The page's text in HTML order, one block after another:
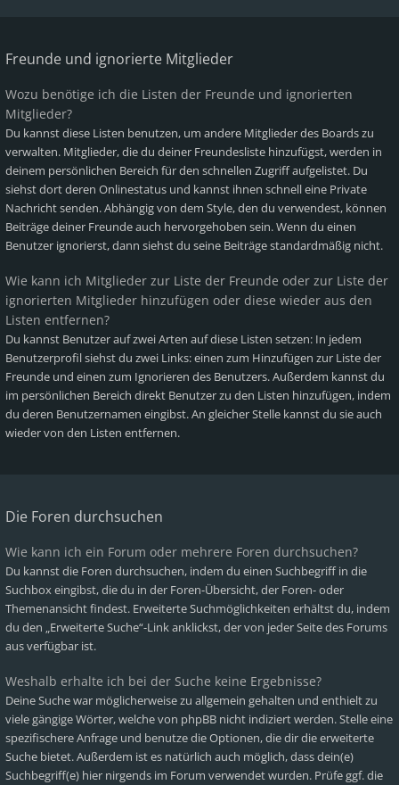
Freunde und ignorierte Mitglieder
Wozu benötige ich die Listen der Freunde und ignorierten
Mitglieder?
Du kannst diese Listen benutzen, um andere Mitglieder des Boards zu
verwalten. Mitglieder, die du deiner Freundesliste hinzufügst, werden in
deinem persönlichen Bereich für den schnellen Zugriff aufgelistet. Du
siehst dort deren Onlinestatus und kannst ihnen schnell eine Private
Nachricht senden. Abhängig von dem Style, den du verwendest, können
Beiträge deiner Freunde auch hervorgehoben sein. Wenn du einen
Benutzer ignorierst, dann siehst du seine Beiträge standardmäßig nicht.
Wie kann ich Mitglieder zur Liste der Freunde oder zur Liste der
ignorierten Mitglieder hinzufügen oder diese wieder aus den
Listen entfernen?
Du kannst Benutzer auf zwei Arten auf diese Listen setzen: In jedem
Benutzerprofil siehst du zwei Links: einen zum Hinzufügen zur Liste der
Freunde und einen zum Ignorieren des Benutzers. Außerdem kannst du
im persönlichen Bereich direkt Benutzer zu den Listen hinzufügen, indem
du deren Benutzernamen eingibst. An gleicher Stelle kannst du sie auch
wieder von den Listen entfernen.
Die Foren durchsuchen
Wie kann ich ein Forum oder mehrere Foren durchsuchen?
Du kannst die Foren durchsuchen, indem du einen Suchbegriff in die
Suchbox eingibst, die du in der Foren-Übersicht, der Foren- oder
Themenansicht findest. Erweiterte Suchmöglichkeiten erhältst du, indem
du den „Erweiterte Suche“-Link anklickst, der von jeder Seite des Forums
aus verfügbar ist.
Weshalb erhalte ich bei der Suche keine Ergebnisse?
Deine Suche war möglicherweise zu allgemein gehalten und enthielt zu
viele gängige Wörter, welche von phpBB nicht indiziert werden. Stelle eine
spezifischere Anfrage und benutze die Optionen, die dir die erweiterte
Suche bietet. Außerdem ist es natürlich auch möglich, dass dein(e)
Suchbegriff(e) hier nirgends im Forum verwendet wurden. Prüfe ggf. die